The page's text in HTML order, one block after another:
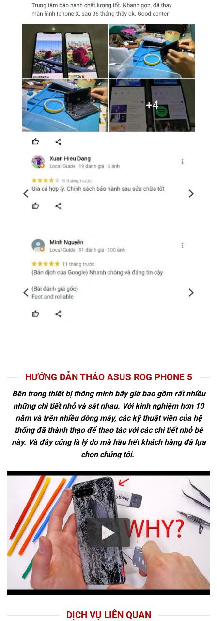
HƯỚNG DẪN THÁO ASUS ROG PHONE 5
Bên trong thiết bị thông minh bây giờ bao gồm rất nhiều
những chi tiết nhỏ và sát nhau. Với kinh nghiệm hơn 10
năm và trên nhiều dòng máy, các kỹ thuật viên của hệ
thống đã thành thạo để thao tác với các chi tiết nhỏ bé
này. Và đây cũng là lý do mà hầu hết khách hàng đã lựa
chọn chúng tôi.
DỊCH VỤ LIÊN QUAN